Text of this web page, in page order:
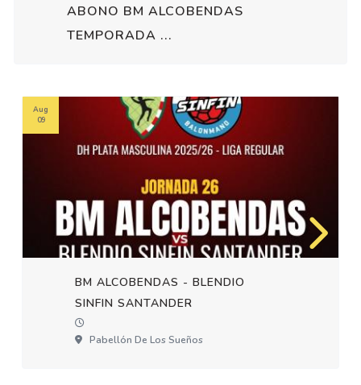
ABONO BM ALCOBENDAS
TEMPORADA ...
BM ALCOBENDAS - BLENDIO
SINFIN SANTANDER
Pabellón De Los Sueños
Aug
09